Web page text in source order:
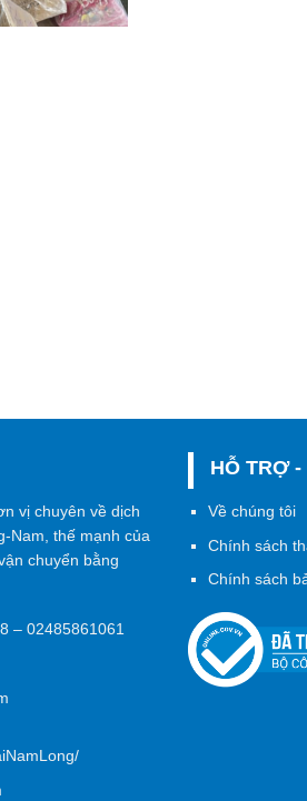
vị chuyên về dịch
Nam, thế mạnh của
chuyển bằng
– 02485861061
HỖ TRỢ
Về chúng tôi
Chính sách
Chính sách